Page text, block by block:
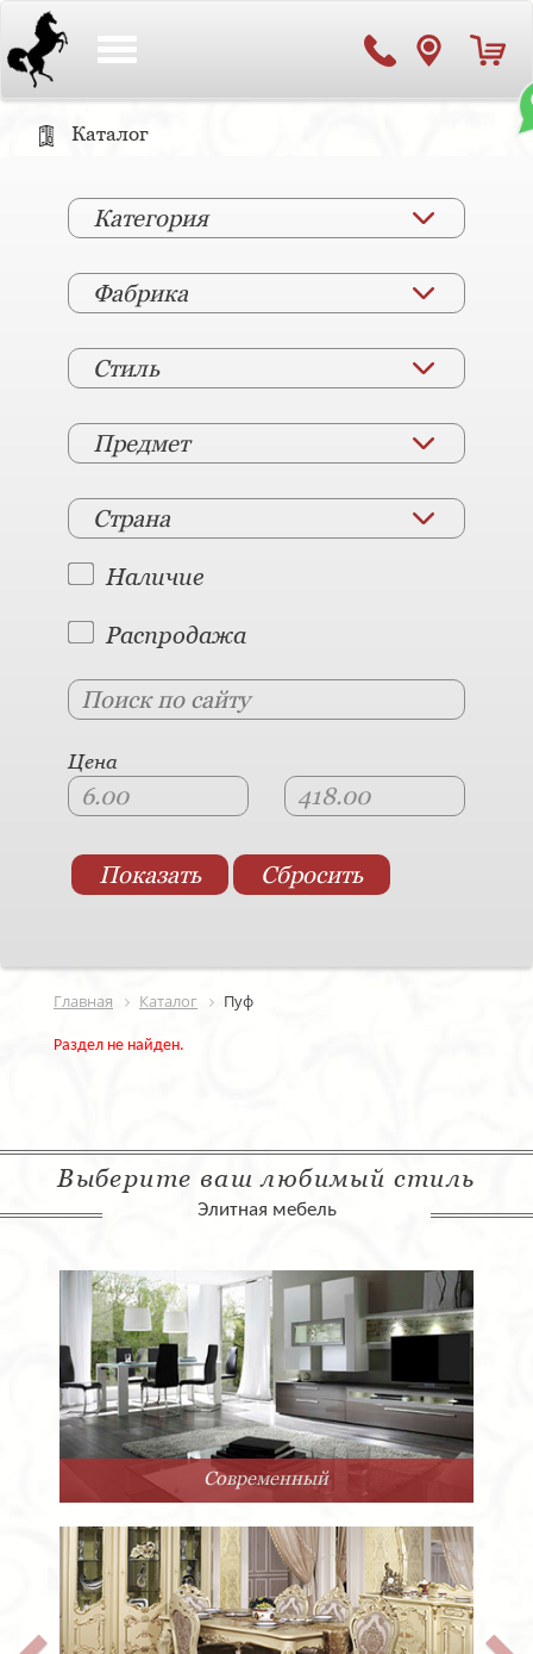
Каталог
Категория
Фабрика
Стиль
Предмет
Страна
Наличие
Распродажа
Цена
Главная Каталог Пуф
Раздел не найден.
Выберите ваш любимый стиль
Элитная мебель
Современный